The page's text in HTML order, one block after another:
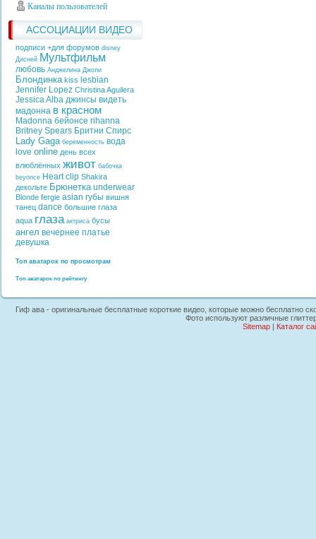
Каналы пользователей
АССОЦИАЦИИ ВИДЕО
подписи +для форумов disney
Дисней Мультфильм
любовь Анджелина Джоли
Блондинка kiss lesbian
Jennifer Lopez Christina Aguilera
Jessica Alba джинсы видеть
мадонна в красном
Madonna бейонсе rihanna
Britney Spears Бритни Спирс
Lady Gaga беременность вода
love online день всех
влюблённых живот бабочка
beyonce Heart clip Shakira
декольте Брюнетка underwear
Blonde fergie asian губы вишня
танец dance большие глаза
aqua глаза актриса бусы
ангел вечернее платье
девушка
Топ аватарок по просмотрам
Топ аватарок по рейтингу
Гиф ава - оригинальные бесплатные короткие видео, которые можно бесплатно
Фото используют различные
Sitemap| Каталог